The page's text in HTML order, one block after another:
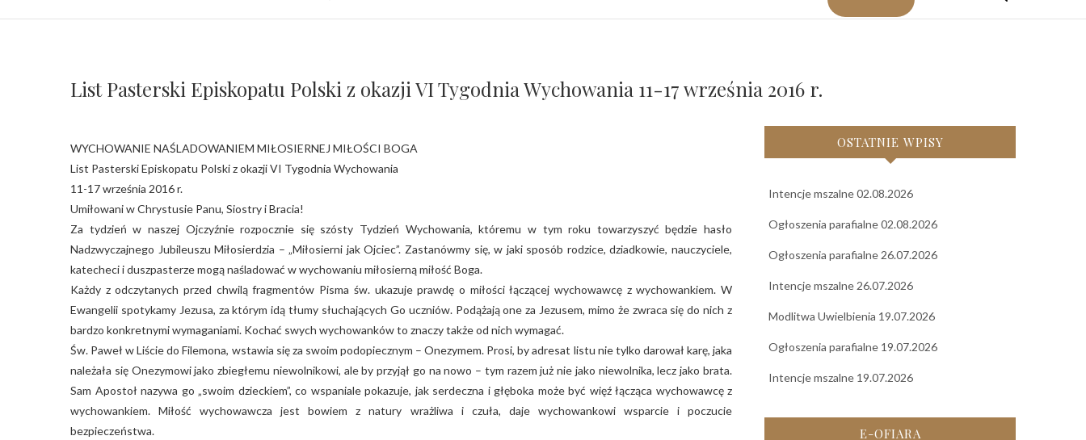
List Pasterski Episkopatu Polski z okazji VI Tygodnia Wychowania 11-17 września 2016 r.
WYCHOWANIE NAŚLADOWANIEM MIŁOSIERNEJ MIŁOŚCI BOGA
List Pasterski Episkopatu Polski z okazji VI Tygodnia Wychowania
11-17 września 2016 r.
Umiłowani w Chrystusie Panu, Siostry i Bracia!
Za tydzień w naszej Ojczyźnie rozpocznie się szósty Tydzień Wychowania, któremu w tym roku towarzyszyć będzie hasło
Nadzwyczajnego Jubileuszu Miłosierdzia – „Miłosierni jak Ojciec”. Zastanówmy się, w jaki sposób rodzice, dziadkowie, nauczyciele,
katecheci i duszpasterze mogą naśladować w wychowaniu miłosierną miłość Boga.
Każdy z odczytanych przed chwilą fragmentów Pisma św. ukazuje prawdę o miłości łączącej wychowawcę z wychowankiem. W
Ewangelii spotykamy Jezusa, za którym idą tłumy słuchających Go uczniów. Podążają one za Jezusem, mimo że zwraca się do nich z
bardzo konkretnymi wymaganiami. Kochać swych wychowanków to znaczy także od nich wymagać.
Św. Paweł w Liście do Filemona, wstawia się za swoim podopiecznym – Onezymem. Prosi, by adresat listu nie tylko darował karę, jaka
należała się Onezymowi jako zbiegłemu niewolnikowi, ale by przyjął go na nowo – tym razem już nie jako niewolnika, lecz jako brata.
Sam Apostoł nazywa go „swoim dzieckiem”, co wspaniale pokazuje, jak serdeczna i głęboka może być więź łącząca wychowawcę z
wychowankiem. Miłość wychowawcza jest bowiem z natury wrażliwa i czuła, daje wychowankowi wsparcie i poczucie
bezpieczeństwa.
OSTATNIE WPISY
Intencje mszalne 02.08.2026
Ogłoszenia parafialne 02.08.2026
Ogłoszenia parafialne 26.07.2026
Intencje mszalne 26.07.2026
Modlitwa Uwielbienia 19.07.2026
Ogłoszenia parafialne 19.07.2026
Intencje mszalne 19.07.2026
E-OFIARA